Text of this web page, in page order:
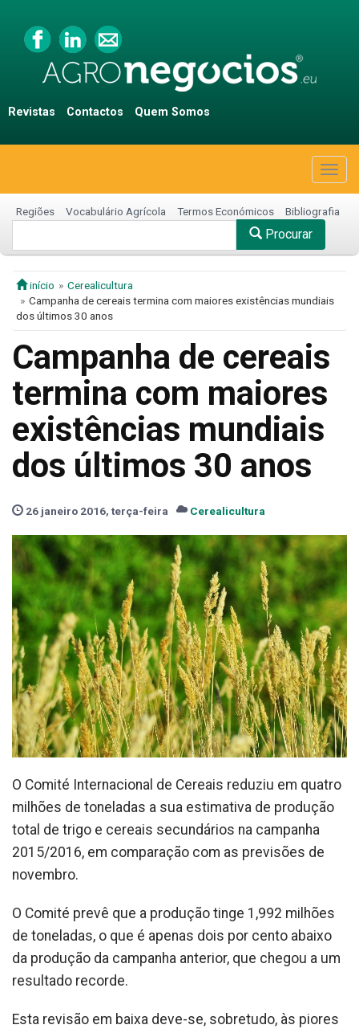
Revistas Contactos Quem Somos
Regiões Vocabulário Agrícola Termos Económicos Bibliografia
Procurar
início
Cerealicultura
Campanha de cereais termina com maiores existências mundiais
dos últimos 30 anos
Campanha de cereais
termina com maiores
existências mundiais
dos últimos 30 anos
26 janeiro 2016, terça-feira Cerealicultura
O Comité Internacional de Cereais reduziu em quatro
milhões de toneladas a sua estimativa de produção
total de trigo e cereais secundários na campanha
2015/2016, em comparação com as previsões de
novembro.
O Comité prevê que a produção tinge 1,992 milhões
de toneladas, o que é apenas dois por cento abaixo
da produção da campanha anterior, que chegou a um
resultado recorde.
Esta revisão em baixa deve-se, sobretudo, às piores